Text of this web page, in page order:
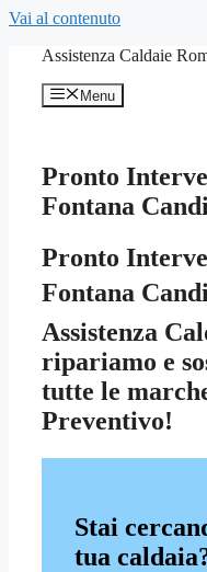
Vai al contenuto
Assistenza Caldaie
Menu
Pronto
Fontana
Pronto
Fontana
Assistenza
ripariamo e
tutte le
Preventivo!
Stai
tua